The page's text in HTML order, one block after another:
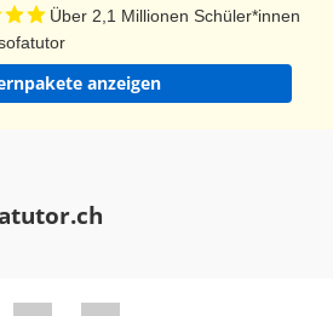
Über 2,1 Millionen Schüler*innen
anzeigen